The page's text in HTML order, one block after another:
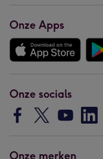
Onze Apps
Onze socials
Onze merken